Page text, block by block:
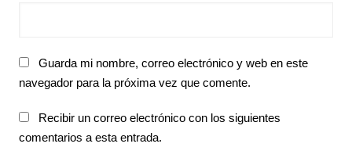
Guarda mi nombre, correo electrónico y web en este
navegador para la próxima vez que comente.
Recibir un correo electrónico con los siguientes
comentarios a esta entrada.